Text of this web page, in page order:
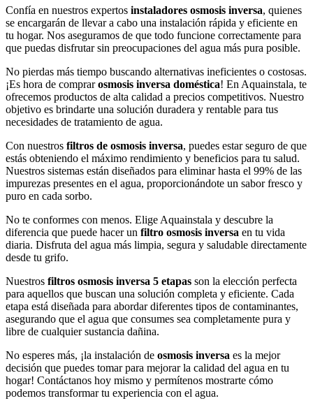
Confía en nuestros expertos instaladores osmosis inversa, quienes
se encargarán de llevar a cabo una instalación rápida y eficiente en
tu hogar. Nos aseguramos de que todo funcione correctamente para
que puedas disfrutar sin preocupaciones del agua más pura posible.
No pierdas más tiempo buscando alternativas ineficientes o costosas.
¡Es hora de comprarosmosis inversa doméstica! En Aquainstala, te
ofrecemos productos de alta calidad a precios competitivos. Nuestro
objetivo es brindarte una solución duradera y rentable para tus
necesidades de tratamiento de agua.
Con nuestros filtros de osmosis inversa, puedes estar seguro de que
estás obteniendo el máximo rendimiento y beneficios para tu salud.
Nuestros sistemas están diseñados para eliminar hasta el 99% de las
impurezas presentes en el agua, proporcionándote un sabor fresco y
puro en cada sorbo.
No te conformes con menos. Elige Aquainstala y descubre la
diferencia que puede hacer un filtro osmosis inversa en tu vida
diaria. Disfruta del agua más limpia, segura y saludable directamente
desde tu grifo.
Nuestros filtros osmosis inversa 5 etapas son la elección perfecta
para aquellos que buscan una solución completa y eficiente. Cada
etapa está diseñada para abordar diferentes tipos de contaminantes,
asegurando que el agua que consumes sea completamente pura y
libre de cualquier sustancia dañina.
No esperes más, ¡la instalación de osmosis inversa es la mejor
decisión que puedes tomar para mejorar la calidad del agua en tu
hogar! Contáctanos hoy mismo y permítenos mostrarte cómo
podemos transformar tu experiencia con el agua.